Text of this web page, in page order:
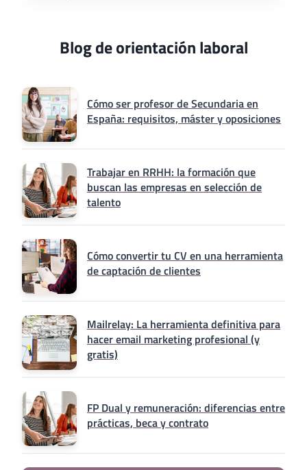
Blog de orientación laboral
Cómo ser profesor de Secundaria en
España: requisitos, máster y oposiciones
Trabajar en RRHH: la formación que
buscan las empresas en selección de
talento
Cómo convertir tu CV en una herramienta
de captación de clientes
Mailrelay: La herramienta definitiva para
hacer email marketing profesional (y
gratis)
FP Dual y remuneración: diferencias entre
prácticas, beca y contrato